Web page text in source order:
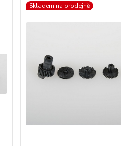
Skladem na prodejně